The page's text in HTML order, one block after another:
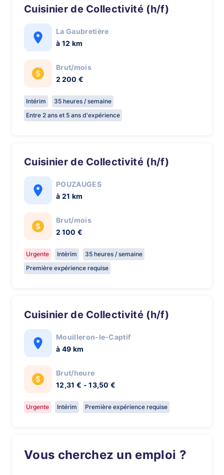
Cuisinier de Collectivité (h/f)
La Gaubretière
à 12 km
Brut/mois
2 200 €
Intérim
35 heures / semaine
Entre 2 ans et 5 ans d'expérience
Cuisinier de Collectivité (h/f)
POUZAUGES
à 21 km
Brut/mois
2 100 €
Urgente Intérim
35 heures / semaine
Première expérience requise
Cuisinier de Collectivité (h/f)
Mouilleron-le-Captif
à 49 km
Brut/heure
12,31 € - 13,50 €
Urgente Intérim Première expérience requise
Vous cherchez un emploi ?